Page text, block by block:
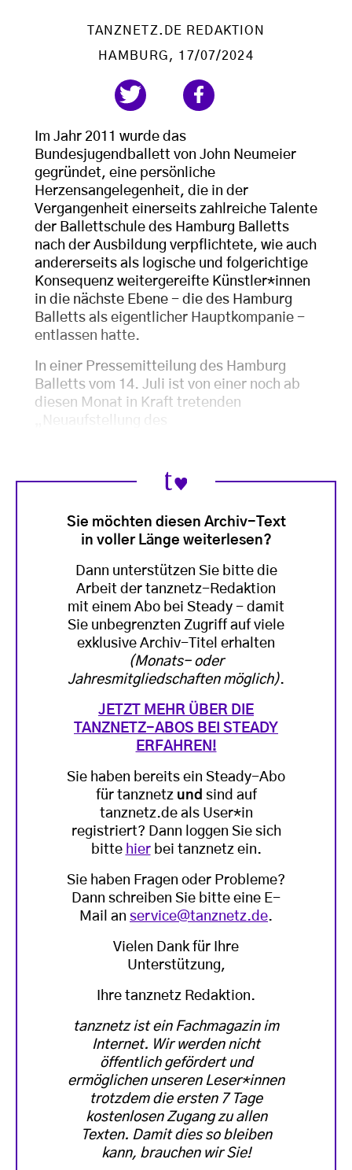
TANZNETZ.DE REDAKTION
HAMBURG , 17/07/2024
Im Jahr 2011 wurde das
Bundesjugendballett von John Neumeier
gegründet, eine persönliche
Herzensangelegenheit, die in der
Vergangenheit einerseits zahlreiche Talente
der Ballettschule des Hamburg Balletts
nach der Ausbildung verpflichtete, wie auch
andererseits als logische und folgerichtige
Konsequenz weitergereifte Künstler*innen
in die nächste Ebene - die des Hamburg
Balletts als eigentlicher Hauptkompanie -
entlassen hatte.
In einer Pressemitteilung des Hamburg
Balletts vom 14. Juli ist von einer noch ab
diesen Monat in Kraft tretenden
„Neuaufstellung des
Sie möchten diesen Archiv-Text
in voller Länge weiterlesen?
Dann unterstützen Sie bitte die
Arbeit der tanznetz-Redaktion
mit einem Abo bei Steady - damit
Sie unbegrenzten Zugriff auf viele
exklusive Archiv-Titel erhalten
(Monats- oder
Jahresmitgliedschaften möglich).
JETZT MEHR ÜBER DIE
TANZNETZ-ABOS BEI STEADY
ERFAHREN!
Sie haben bereits ein Steady-Abo
für tanznetz und sind auf
tanznetz.de als User*in
registriert? Dann loggen Sie sich
bitte hierbei tanznetz ein.
Sie haben Fragen oder Probleme?
Dann schreiben Sie bitte eine E-
Mail an service@tanznetz.de.
Vielen Dank für Ihre
Unterstützung,
Ihre tanznetz Redaktion.
tanznetz ist ein Fachmagazin im
Internet. Wir werden nicht
öffentlich gefördert und
ermöglichen unseren Leser*innen
trotzdem die ersten 7 Tage
kostenlosen Zugang zu allen
Texten. Damit dies so bleiben
kann, brauchen wir Sie!